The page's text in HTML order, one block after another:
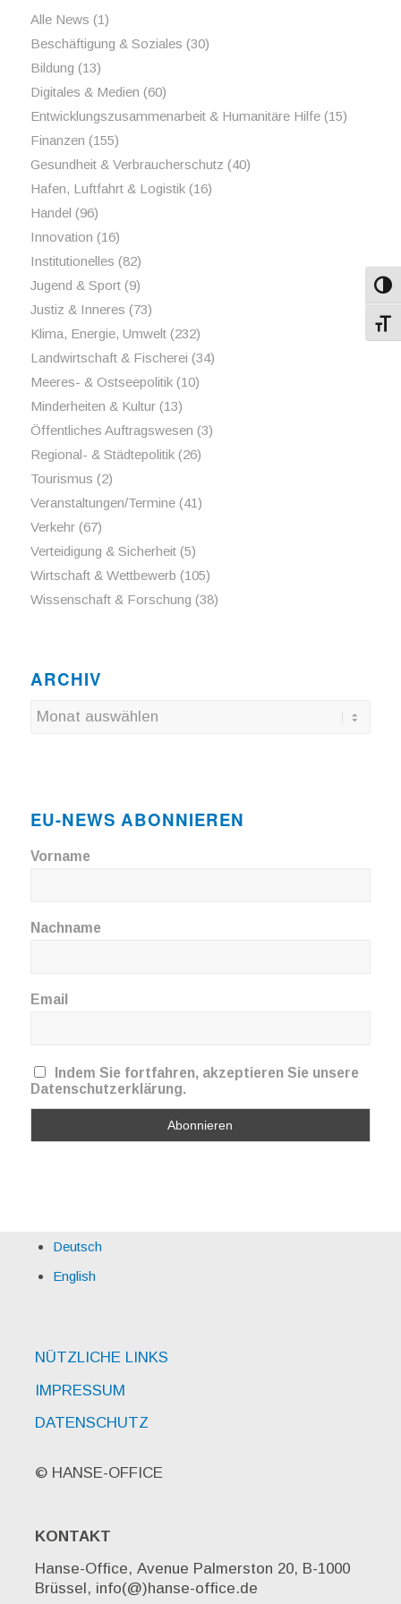
Alle News (1)
Beschäftigung & Soziales (30)
Bildung (13)
Digitales & Medien (60)
Entwicklungszusammenarbeit & Humanitäre Hilfe(15)
Finanzen (155)
Gesundheit & Verbraucherschutz (40)
Hafen, Luftfahrt & Logistik(16)
Handel (96)
Innovation (16)
Institutionelles (82)
Jugend & Sport(9)
Justiz & Inneres (73)
Klima, Energie, Umwelt(232)
Landwirtschaft & Fischerei (34)
Meeres- & Ostseepolitik(10)
Minderheiten & Kultur(13)
Öffentliches Auftragswesen (3)
Regional- & Städtepolitik(26)
Tourismus (2)
Veranstaltungen/Termine(41)
Verkehr(67)
Verteidigung & Sicherheit(5)
Wirtschaft & Wettbewerb (105)
Wissenschaft & Forschung (38)
ARCHIV
EU-NEWS ABONNIEREN
Vorname
Nachname
Email
Indem Sie fortfahren, akzeptieren Sie unsere
Datenschutzerklärung.
Deutsch
English
NÜTZLICHE LINKS
IMPRESSUM
DATENSCHUTZ
© HANSE-OFFICE
KONTAKT
Hanse-Office, Avenue Palmerston 20, B-1000
Brüssel, info(@)hanse-office.de